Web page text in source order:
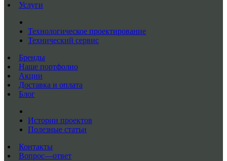
Услуги
Технологическое проектирование
Технический сервис
Бренды
Наше портфолио
Акции
Доставка и оплата
Блог
Истории проектов
Полезные статьи
Контакты
Вопрос—ответ